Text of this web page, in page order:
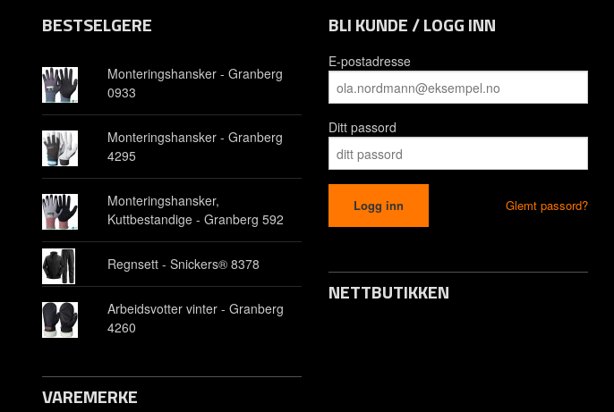
BESTSELGERE
Monteringshansker - Granberg
0933
Monteringshansker - Granberg
4295
Monteringshansker,
Kuttbestandige - Granberg 592
Regnsett - Snickers® 8378
Arbeidsvotter vinter - Granberg
4260
VAREMERKE
BLI KUNDE / LOGG INN
E-postadresse
Ditt passord
Glemt passord?
NETTBUTIKKEN